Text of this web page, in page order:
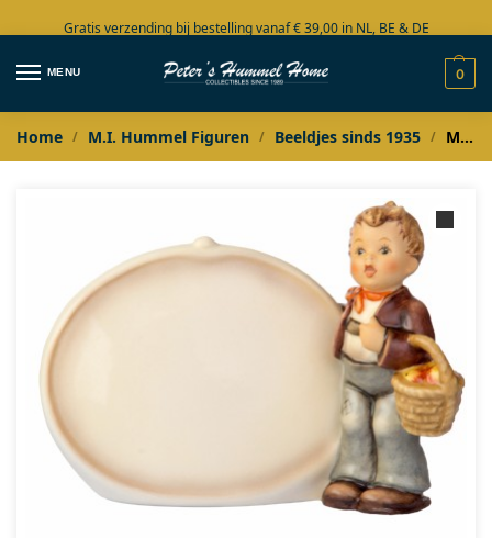
Gratis verzending bij bestelling vanaf € 39,00 in NL, BE & DE
Grote collectie in voorraad
MENU 0
Home / M.I. Hummel Figuren / Beeldjes sinds 1935 / M.I. Hummel Mama’s Liebling Plaquette